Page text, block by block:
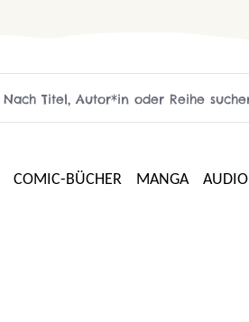
COMIC-BÜCHER MANGA AUDIO